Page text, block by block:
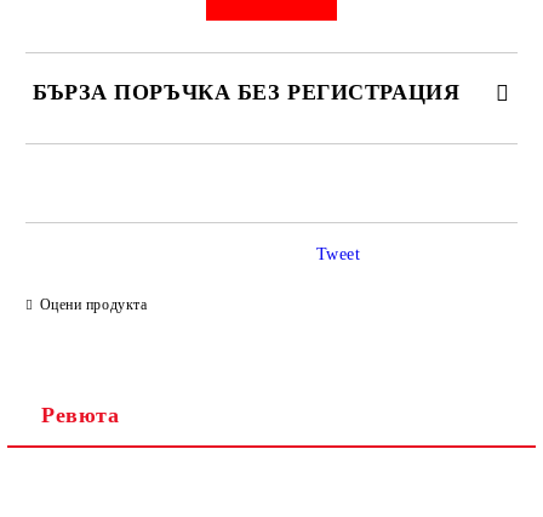
БЪРЗА ПОРЪЧКА БЕЗ РЕГИСТРАЦИЯ
Оцени продукта
Tweet
Ревюта